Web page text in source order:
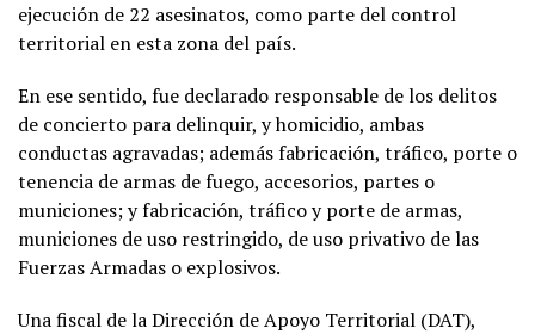
ejecución de 22 asesinatos, como parte del control
territorial en esta zona del país.
En ese sentido, fue declarado responsable de los delitos
de concierto para delinquir, y homicidio, ambas
conductas agravadas; además fabricación, tráfico, porte o
tenencia de armas de fuego, accesorios, partes o
municiones; y fabricación, tráfico y porte de armas,
municiones de uso restringido, de uso privativo de las
Fuerzas Armadas o explosivos.
Una fiscal de la Dirección de Apoyo Territorial (DAT),